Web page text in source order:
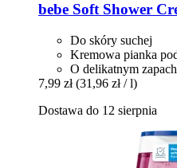
bebe Soft Shower
Do skóry suchej
Kremowa pianka
O delikatnym
7,99 zł (31,96 zł / l)
Dostawa do 12 sierpnia